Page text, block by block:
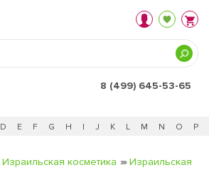
8 (499) 645-53-65
D E F G H I J K L M N O P
Израильская косметика
Израильская